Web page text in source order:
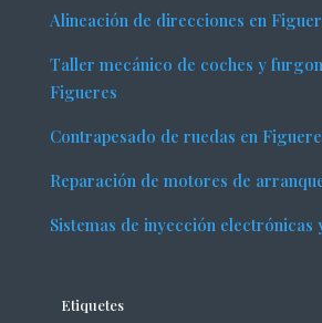
Alineación de direcciones en
Taller mecánico de coches y
Figueres
Contrapesado de ruedas en
Reparación de motores de
Sistemas de inyección electrónicas
Etiquetes